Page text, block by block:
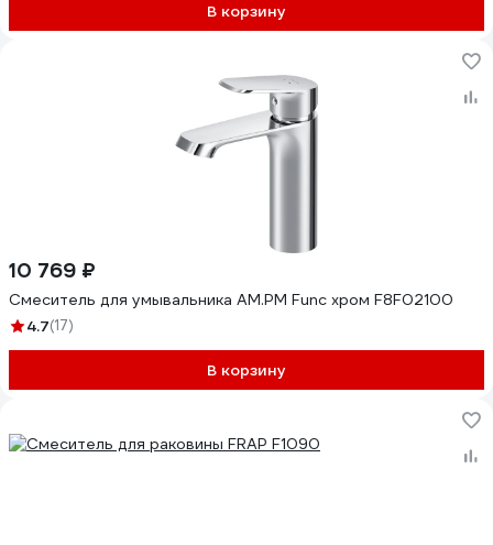
В корзину
10 769 ₽
Смеситель для умывальника AM.PM Func хром F8F02100
4.7(17)
В корзину